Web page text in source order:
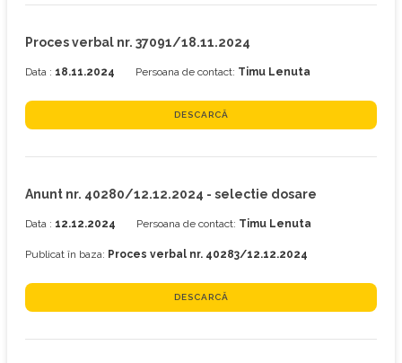
Proces verbal nr. 37091/18.11.2024
Data : 18.11.2024 Persoana de contact: Timu Lenuta
DESCARCĂ
Anunt nr. 40280/12.12.2024 - selectie dosare
Data : 12.12.2024 Persoana de contact: Timu Lenuta
Publicat în baza: Proces verbal nr. 40283/12.12.2024
DESCARCĂ